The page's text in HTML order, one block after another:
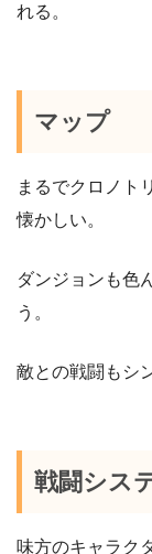
れる。
マップ
まるでクロノト
懐かしい。
ダンジョンも色
う。
敵との戦闘もシ
戦闘シス
味方のキャラク